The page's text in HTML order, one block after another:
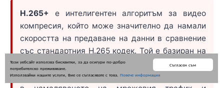
Съгласен съм
Този уебсайт използва бисквитки, за да осигури по-добро
потребителско преживяване.
Използвайки нашите услуги, Вие се съгласявате с това. Повече информация
H.265+ е интелигентен алгоритъм за видео
компресия, който може значително да намали
скоростта на предаване на данни в сравнение
със стандартния H.265 кодек. Той е базиран на
международния формат H.265 / High Efficiency
Video Coding (HEVC) и носи огромни подобрения